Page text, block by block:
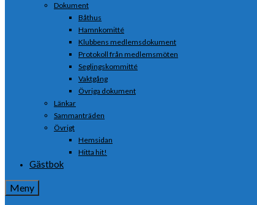
Dokument
Båthus
Hamnkomitté
Klubbens medlemsdokument
Protokoll från medlemsmöten
Seglingskommitté
Vaktgång
Övriga dokument
Länkar
Sammanträden
Övrigt
Hemsidan
Hitta hit!
Gästbok
Meny